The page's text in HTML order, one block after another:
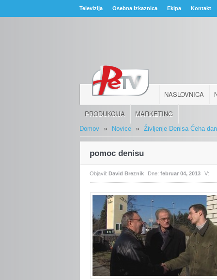
Televizija Osebna izkaznica Ekipa Kontakt
NASLOVNICA
PRODUKCIJA MARKETING
Domov » Novice » Življenje Denisa Čeha
pomoc denisu
Objavil:David Breznik Dne:februar 04, 2013 V: